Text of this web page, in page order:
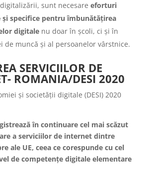
sunt necesare eforturi
și specifice pentru îmbunătățirea
digitalenu doar în școli, ci și în
de muncă și al persoanelor vârstnice.
SERVICIILOR DE
ROMANIA/DESI 2020
și societății digitale (DESI) 2020
în continuare cel mai scăzut
a serviciilor de internet dintre
ale UE, ceea ce corespunde cu cel
de competențe digitale elementare